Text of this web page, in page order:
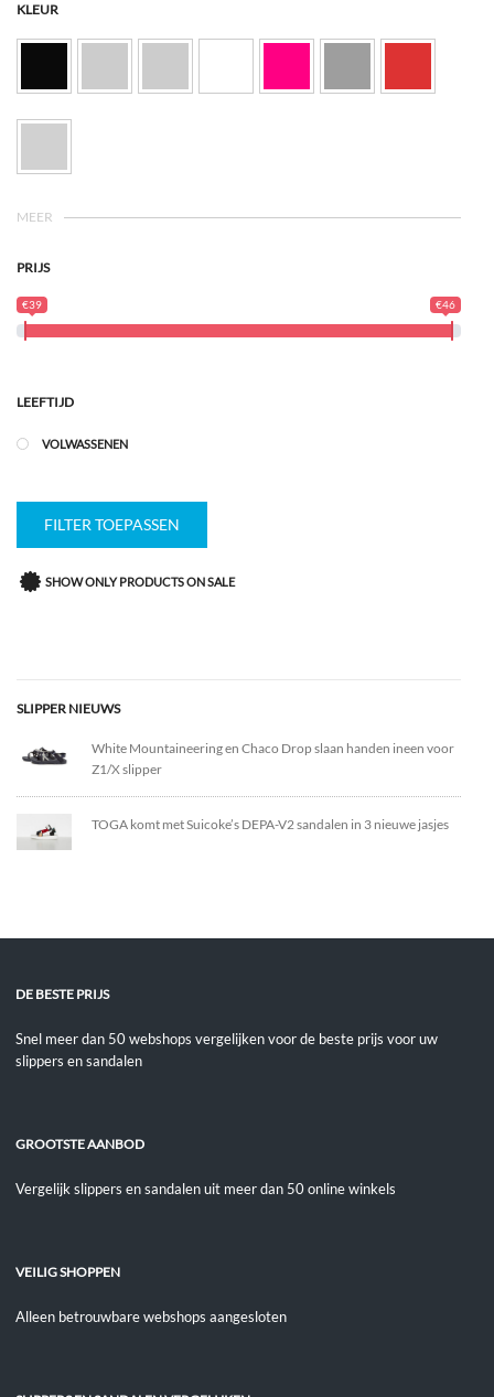
KLEUR
MEER
PRIJS
€39 €46
LEEFTIJD
VOLWASSENEN
FILTER TOEPASSEN
SHOW ONLY PRODUCTS ON SALE
SLIPPER NIEUWS
White Mountaineering en Chaco Drop slaan handen ineen voor
Z1/X slipper
TOGA komt met Suicoke’s DEPA-V2 sandalen in 3 nieuwe jasjes
DE BESTE PRIJS
Snel meer dan 50 webshops vergelijken voor de beste prijs voor uw
slippers en sandalen
GROOTSTE AANBOD
Vergelijk slippers en sandalen uit meer dan 50 online winkels
VEILIG SHOPPEN
Alleen betrouwbare webshops aangesloten